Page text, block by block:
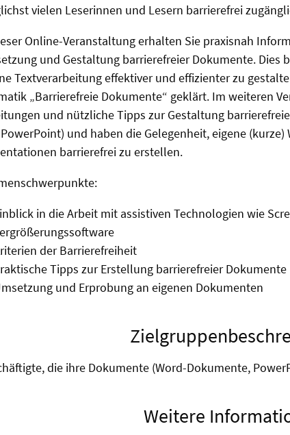
vielen Leserinnen und Lesern barrierefrei
Online-Veranstaltung erhalten Sie praxisnah
und Gestaltung barrierefreier Dokumente. Dies
Textverarbeitung effektiver und effizienter zu
„Barrierefreie Dokumente“ geklärt. Im weiteren
und nützliche Tipps zur Gestaltung
und haben die Gelegenheit, eigene
barrierefrei zu erstellen.
in die Arbeit mit assistiven Technologien wie
der Barrierefreiheit
Tipps zur Erstellung barrierefreier Dokumente
und Erprobung an eigenen Dokumenten
die ihre Dokumente (Word-Dokumente,
Weitere